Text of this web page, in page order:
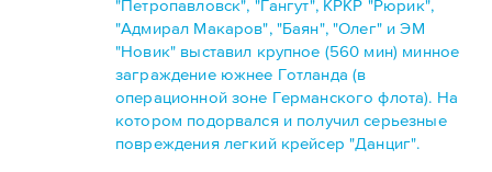
"Петропавловск", "Гангут", КРКР "Рюрик",
"Адмирал Макаров", "Баян", "Олег" и ЭМ
"Новик" выставил крупное (560 мин) минное
заграждение южнее Готланда (в
операционной зоне Германского флота). На
котором подорвался и получил серьезные
повреждения легкий крейсер "Данциг".